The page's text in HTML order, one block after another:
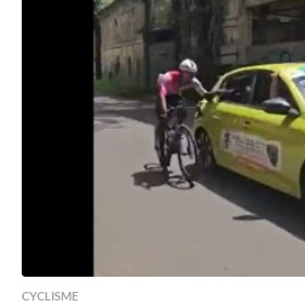
r
e
s
a
o
CYCLISME